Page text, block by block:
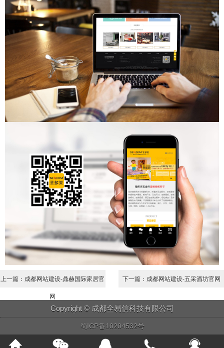
上一篇：成都网站建设-鼎赫国际家居官
网
下一篇：成都网站建设-五采酒坊官网
Copyright © 成都全易信科技有限公司
蜀ICP备10204532号